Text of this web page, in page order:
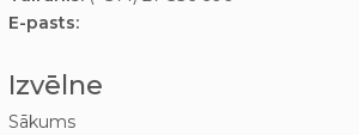
E-pasts:
Izvēlne
Sākums